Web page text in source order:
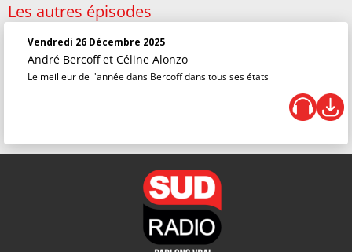
Les autres épisodes
Vendredi 26 Décembre 2025
André Bercoff et Céline Alonzo
Le meilleur de l'année dans Bercoff dans tous ses états